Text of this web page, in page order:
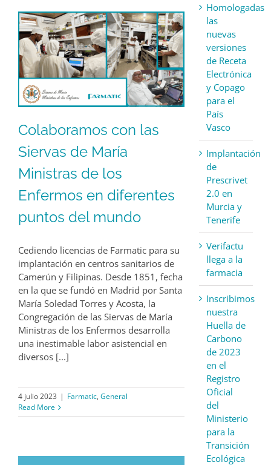
Colaboramos con las
Siervas de María
Ministras de los
Enfermos en diferentes
puntos del mundo
Cediendo licencias de Farmatic para su
implantación en centros sanitarios de
Camerún y Filipinas. Desde 1851, fecha
en la que se fundó en Madrid por Santa
María Soledad Torres y Acosta, la
Congregación de las Siervas de María
Ministras de los Enfermos desarrolla
una inestimable labor asistencial en
diversos [...]
4 julio 2023 | Farmatic, General
Read More
Homologadas
las
nuevas
versiones
de Receta
Electrónica
y Copago
para el
País
Vasco
Implantación
de
Prescrivet
2.0 en
Murcia y
Tenerife
Verifactu
llega a la
farmacia
Inscribimos
nuestra
Huella de
Carbono
de 2023
en el
Registro
Oficial
del
Ministerio
para la
Transición
Ecológica